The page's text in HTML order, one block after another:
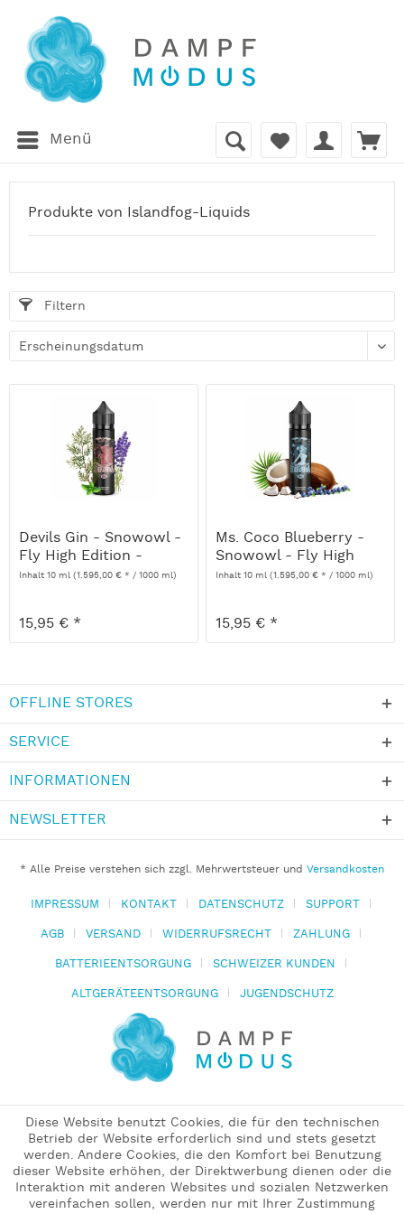
Menü
Produkte von Islandfog-Liquids
Filtern
Devils Gin - Snowowl -
Fly High Edition -
10ml...
Inhalt10 ml(1.595,00 € * / 1000 ml)
15,95 € *
Ms. Coco Blueberry -
Snowowl - Fly High
Edition...
Inhalt10 ml(1.595,00 € * / 1000 ml)
15,95 € *
OFFLINE STORES
SERVICE
INFORMATIONEN
NEWSLETTER
* Alle Preise verstehen sich zzgl. Mehrwertsteuer und Versandkosten
IMPRESSUM KONTAKT DATENSCHUTZ
SUPPORT
AGB
VERSAND WIDERRUFSRECHT
ZAHLUNG
BATTERIEENTSORGUNG
SCHWEIZER KUNDEN
ALTGERÄTEENTSORGUNG
JUGENDSCHUTZ
Diese Website benutzt Cookies, die für den technischen
Betrieb der Website erforderlich sind und stets gesetzt
werden. Andere Cookies, die den Komfort bei Benutzung
dieser Website erhöhen, der Direktwerbung dienen oder die
Interaktion mit anderen Websites und sozialen Netzwerken
vereinfachen sollen, werden nur mit Ihrer Zustimmung